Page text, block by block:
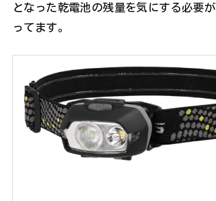
となった乾電池の残量を気にする必要
ってます。